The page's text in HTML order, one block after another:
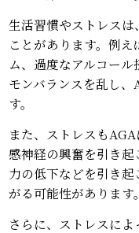
生活習慣やストレス
ことがあります。例
ム、過度なアルコー
モンバランスを乱し
す。
また、ストレスも
感神経の興奮を引き
力の低下などを引き
がる可能性があります。
さらに、ストレスによ